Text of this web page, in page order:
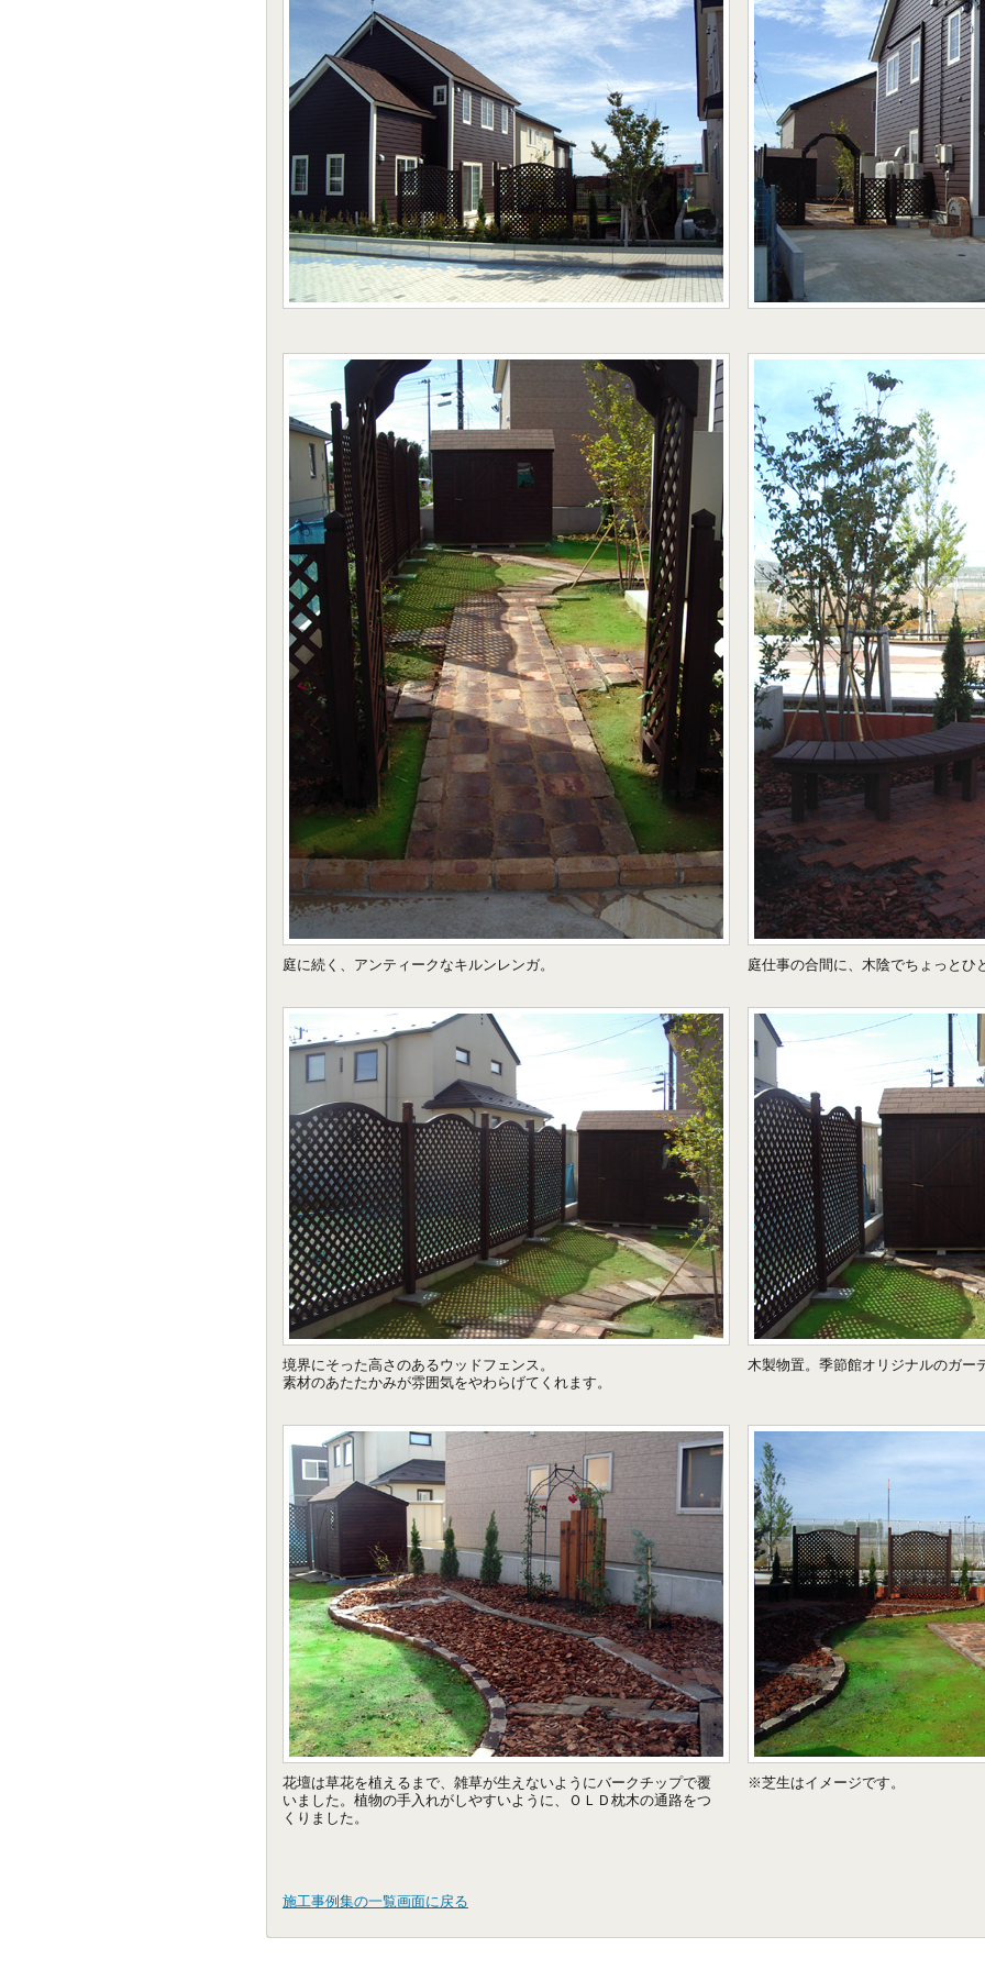
庭に続く、アンティークなキルンレンガ。 庭仕事の合間に、木陰でちょっとひ
境界にそった高さのあるウッドフェンス。
素材のあたたかみが雰囲気をやわらげてくれます。
木製物置。季節館オリジナルのガー
花壇は草花を植えるまで、雑草が生えないようにバークチップで覆
いました。植物の手入れがしやすいように、ＯＬＤ枕木の通路をつ
くりました。
※芝生はイメージです。
施工事例集の一覧画面に戻る